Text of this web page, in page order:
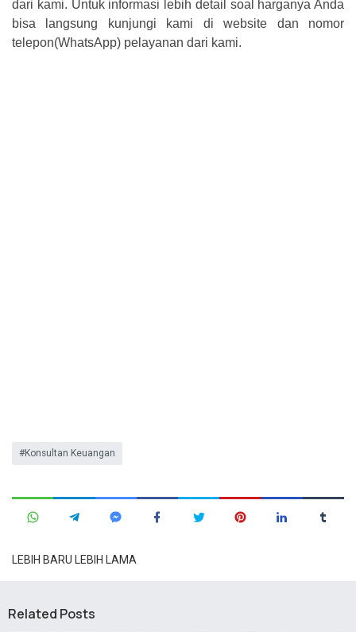
dari kami. Untuk informasi lebih detail soal harganya Anda
bisa langsung kunjungi kami di website dan nomor
telepon(WhatsApp) pelayanan dari kami.
Konsultan Keuangan
LEBIH BARU LEBIH LAMA
Related Posts